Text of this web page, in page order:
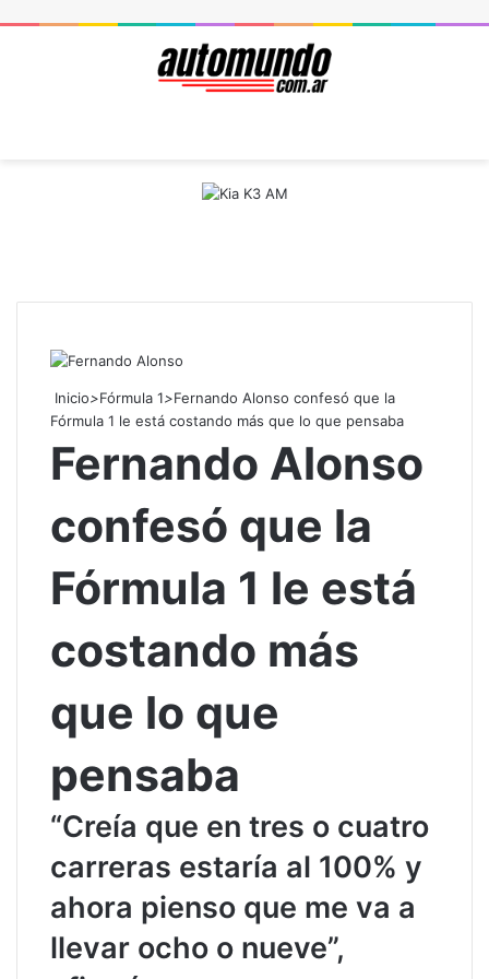
Inicio>Fórmula 1>Fernando Alonso confesó que la
Fórmula 1 le está costando más que lo que pensaba
Fernando Alonso
confesó que la
Fórmula 1 le está
costando más
que lo que
pensaba
“Creía que en tres o cuatro
carreras estaría al 100% y
ahora pienso que me va a
llevar ocho o nueve”,